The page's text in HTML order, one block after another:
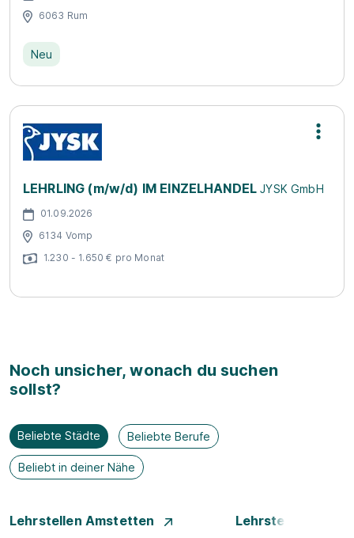
6063 Rum
Neu
LEHRLING (m/w/d) IM EINZELHANDELJYSK GmbH
01.09.2026
6134 Vomp
1.230 - 1.650 € pro Monat
Noch unsicher, wonach du suchen
sollst?
Beliebte Städte Beliebte Berufe
Beliebt in deiner Nähe
Lehrstellen Amstetten
Lehrstellen